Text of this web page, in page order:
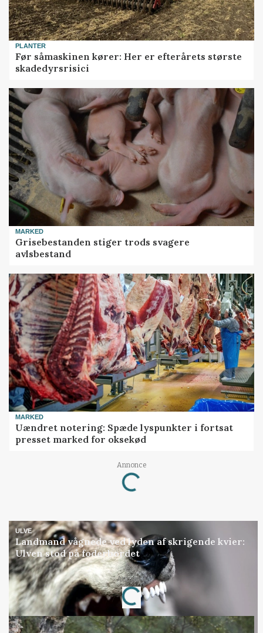
PLANTER
Før såmaskinen kører: Her er efterårets største
skadedyrsrisici
MARKED
Grisebestanden stiger trods svagere
avlsbestand
MARKED
Uændret notering: Spæde lyspunkter i fortsat
presset marked for oksekød
Annonce
Loading...
ULVE
Landmand vågnede ved lyden af skrigende kvier:
Ulven stod på foderbordet
Annonce
Loading...